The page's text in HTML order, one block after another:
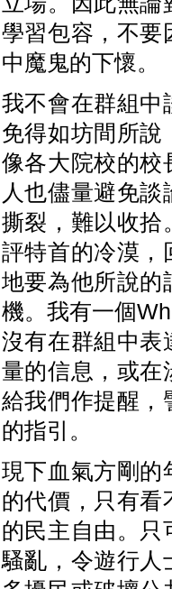
學習包容，不要
中魔鬼的下懷。
我不會在群組中
免得如坊間所說
像各大院校的校
人也儘量避免
撕裂，難以收拾
評特首的冷漠，
地要為他所說的
機。我有一個
沒有在群組中表
量的信息，或在
給我們作提醒，
的指引。
現下血氣方剛的
的代價，只有看
的民主自由。只
騷亂，令遊行人